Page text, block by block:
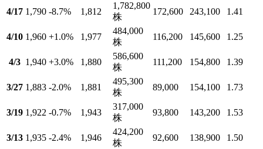
4/17 1,790 -8.7% 1,812
1,782,800
株
172,600 243,100 1.41
4/10 1,960 +1.0% 1,977
484,000
株
116,200 145,600 1.25
4/3 1,940 +3.0% 1,880
586,600
株
111,200 154,800 1.39
3/27 1,883 -2.0% 1,881
495,300
株
89,000 154,100 1.73
3/19 1,922 -0.7% 1,943
317,000
株
93,800 143,200 1.53
3/13 1,935 -2.4% 1,946
424,200
株
92,600 138,900 1.50